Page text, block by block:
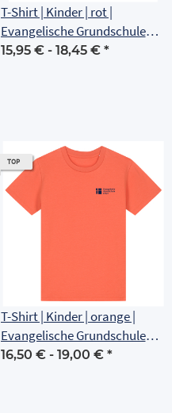
T-Shirt | Kinder | rot |
Evangelische Grundschule
Erfurt
15,95 € - 18,45 € *
TOP
T-Shirt | Kinder | orange |
Evangelische Grundschule
Erfurt
16,50 € - 19,00 € *